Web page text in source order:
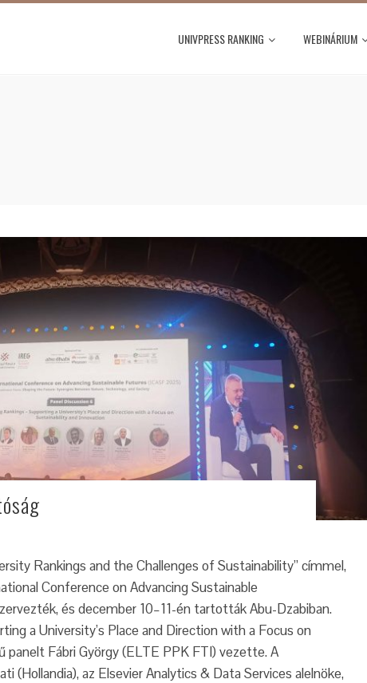
UNIVPRESS RANKING WEBINÁRIUM
Rankings and the Challenges of Sustainability” címmel,
Conference on Advancing Sustainable
és december 10–11-én tartották Abu-Dzabiban.
a University’s Place and Direction with a Focus on
panelt Fábri György (ELTE PPK FTI) vezette. A
(Hollandia), az Elsevier Analytics & Data Services alelnöke,